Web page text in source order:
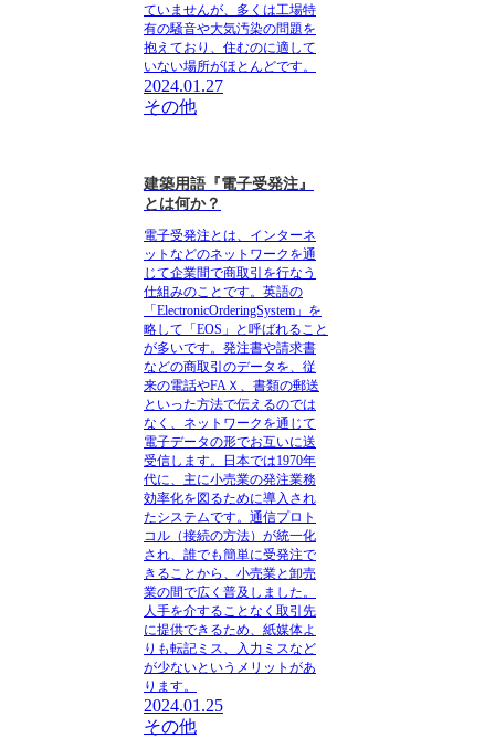
ていませんが、多くは工場特
有の騒音や大気汚染の問題を
抱えており、 住むのに適して
いない場所がほとんどです。
2024.01.27
その他
建築用語『電子受発注』
とは何か？
電子受発注とは、インターネ
ットなどのネットワークを通
じて企業間で商取引を行なう
仕組みのことです。英語の
「ElectronicOrderingSystem」を
略して「EOS」と呼ばれること
が多いです。発注書や請求書
などの商取引のデータを、従
来の電話やFAＸ、書類の郵送
といった方法で伝えるのでは
なく、ネットワークを通じて
電子データの形でお互いに送
受信します。日本では1970年
代に、主に小売業の発注業務
効率化を図るために導入され
たシステムです。通信プロト
コル（接続の方法）が統一化
され、誰でも簡単に受発注で
きることから、小売業と卸売
業の間で広く普及しました。
人手を介することなく取引先
に提供できるため、紙媒体よ
りも転記ミス、入力ミスなど
が少ないというメリットがあ
ります。
2024.01.25
その他